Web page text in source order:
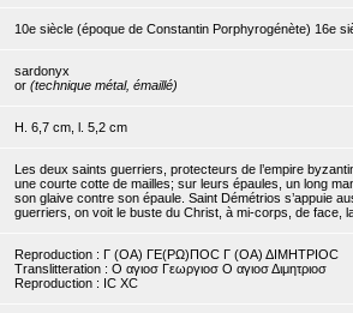
10e siècle (époque de Constantin Porphyrogénète) 16e
sardonyx
or (technique métal, émaillé)
H. 6,7 cm, l. 5,2 cm
Les deux saints guerriers, protecteurs de l’empire
une courte cotte de mailles; sur leurs épaules, un long
son glaive contre son épaule. Saint Démétrios s’appuie
guerriers, on voit le buste du Christ, à mi-corps, de face,
Reproduction : Γ (OA) ΓΕ(ΡΩ)ΠΟC Γ (OA) ΔΙΜΗΤΡΙΟC
Translitteration : O αγιοσ Γεωργιοσ Ο αγιοσ Διμητριοσ
Reproduction : IC XC